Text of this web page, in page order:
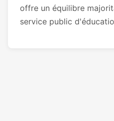
offre un équilibre
service public